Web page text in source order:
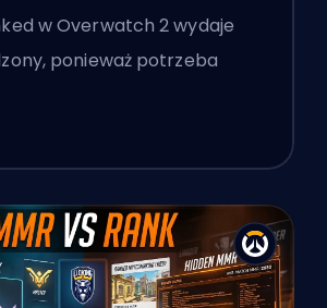
w Overwatch 2 wydaje
ponieważ potrzeba